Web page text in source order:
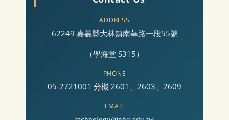
ADDRESS
62249 嘉義縣大林鎮南華路一段55號
（學海堂 S315）
PHONE
05-2721001 分機 2601、2603、2609
EMAIL